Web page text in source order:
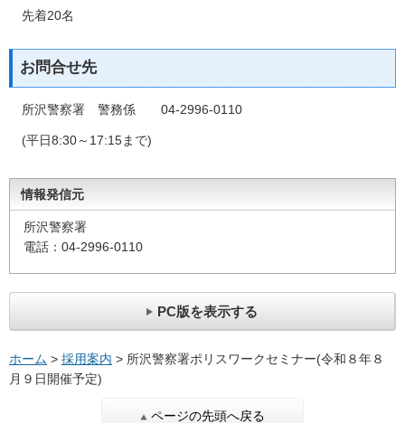
先着20名
お問合せ先
所沢警察署 警務係 04‐2996‐0110
(平日8:30～17:15まで)
情報発信元
所沢警察署
電話：04‐2996‐0110
PC版を表示する
ホーム > 採用案内 > 所沢警察署ポリスワークセミナー(令和８年８
月９日開催予定)
ページの先頭へ戻る